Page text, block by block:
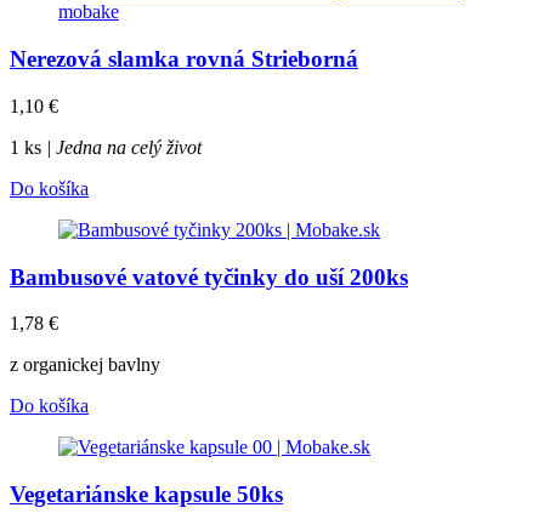
Nerezová slamka rovná Strieborná
1,10 €
1 ks | Jedna na celý život
Do košíka
Bambusové vatové tyčinky do uší 200ks
1,78 €
z organickej bavlny
Do košíka
Vegetariánske kapsule 50ks